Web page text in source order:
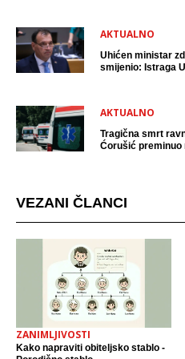
AKTUALNO
Uhićen ministar
smijenio: Istraga
AKTUALNO
Tragična smrt
Ćorušić preminuo
VEZANI ČLANCI
ZANIMLJIVOSTI
Kako napraviti obiteljsko stablo -